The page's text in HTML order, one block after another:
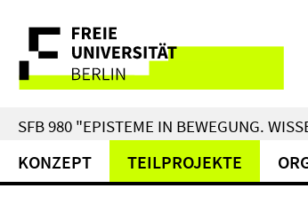
direkt
Inhalt
Service-
Navigation
SFB 980 "EPISTEME IN BEWEGUNG.
KONZEPT TEILPROJEKTE